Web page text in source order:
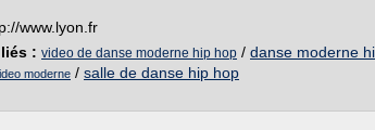
www.lyon.fr
: video de danse moderne hip hop / danse moderne
moderne / salle de danse hip hop